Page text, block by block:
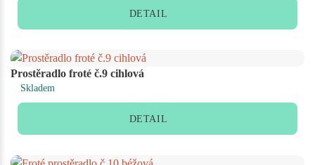
DETAIL
Prostěradlo froté č.9 cihlová
Skladem
DETAIL